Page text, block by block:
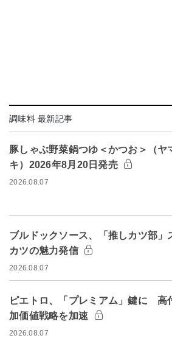
調味料 最新記事
豚しゃぶ野菜鍋つゆ＜かつお＞（ヤ
キ）2026年8月20日発売
2026.08.07
ブルドックソース、「推しカツ部
カツの魅力発信
2026.08.07
ピエトロ、「プレミアム」鍵に 高
加価値戦略を加速
2026.08.07